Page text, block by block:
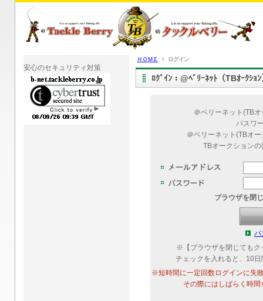
ＨＯＭＥ ログイン
ﾛｸﾞｲﾝ：@ﾍﾞﾘｰﾈｯﾄ（TBｵｰｸｼｮ
＠ベリーネット(TB
パスワ
＠ベリーネット(TBオ
TBオークション
パ
※【ブラウザを閉じてもク
チェックを入れると、10
※短時間に一定回数ログインに失
その際にはしばらく時
ブラウザを閉
安心のセキュリティ対策